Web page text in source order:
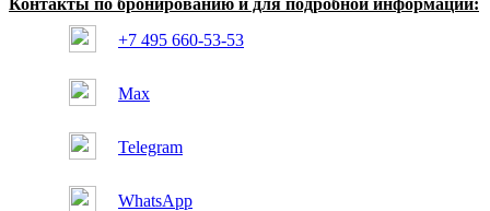
+7 495 660-53-53
Max
Telegram
WhatsApp